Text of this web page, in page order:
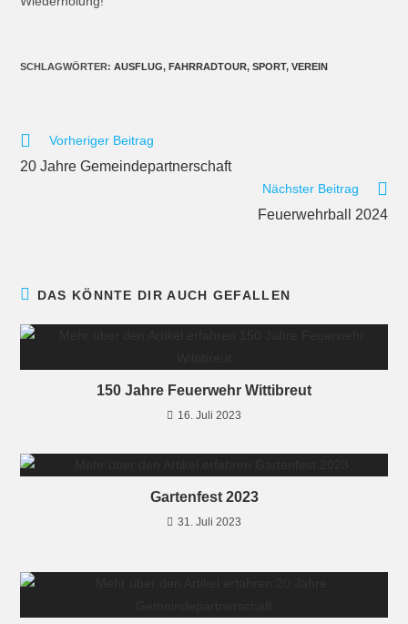
SCHLAGWÖRTER:AUSFLUG, FAHRRADTOUR, SPORT, VEREIN
Vorheriger Beitrag
20 Jahre Gemeindepartnerschaft
Nächster Beitrag
Feuerwehrball 2024
DAS KÖNNTE DIR AUCH GEFALLEN
150 Jahre Feuerwehr Wittibreut
16. Juli 2023
Gartenfest 2023
31. Juli 2023